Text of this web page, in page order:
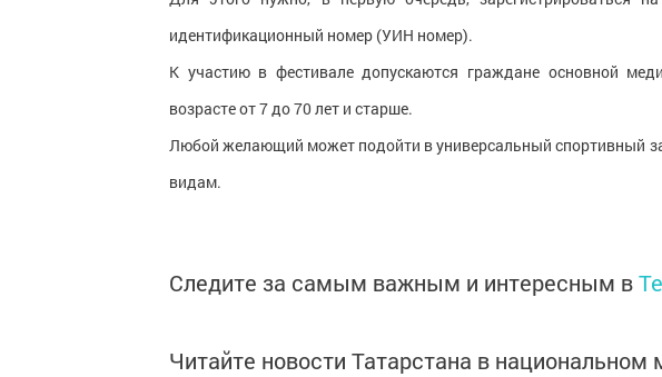
идентификационный номер (УИН номер).
К участию в фестивале допускаются граждане основной
возрасте от 7 до 70 лет и старше.
Любой желающий может подойти в универсальный спортивный
видам.
Следите за самым важным и интересным в
Читайте новости Татарстана в